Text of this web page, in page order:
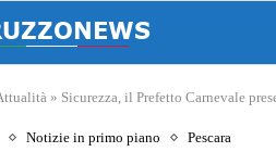
» Sicurezza, il Prefetto Carnevale
Notizie in primo piano Pescara